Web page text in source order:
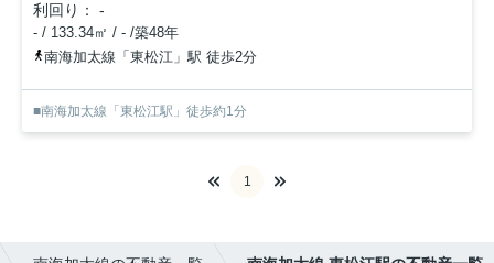
利回り： -
- / 133.34㎡ / - /築48年
南海加太線「東松江」駅 徒歩2分
■南海加太線「東松江駅」徒歩約1分
1